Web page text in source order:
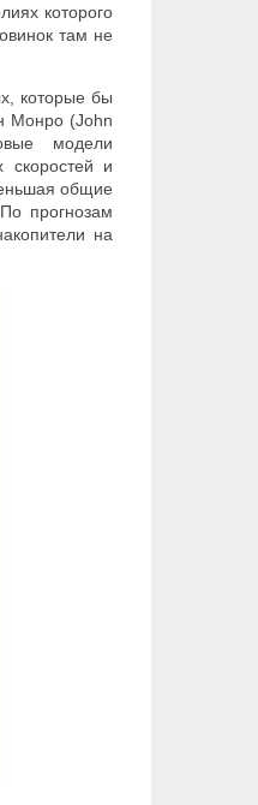
которого
там не
которые бы
Монро (John
модели
скоростей и
общие
прогнозам
на